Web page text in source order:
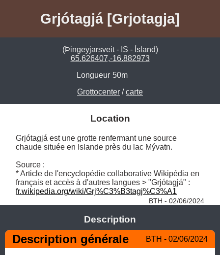
Grjótagjá [Grjotagja]
(Þingeyjarsveit - IS - Ísland)
65.626407,-16.882973
Longueur 50m
Grottocenter /carte
Location
Grjótagjá est une grotte renfermant une source
chaude située en Islande près du lac Mývatn.
Source :
* Article de l'encyclopédie collaborative Wikipédia en
fr.wikipedia.org/wiki/Grj%C3%B3tagj%C3%A1
BTH - 02/06/2024
Description
Description générale BTH - 02/06/2024